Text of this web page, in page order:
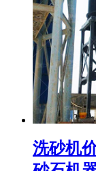
洗砂机